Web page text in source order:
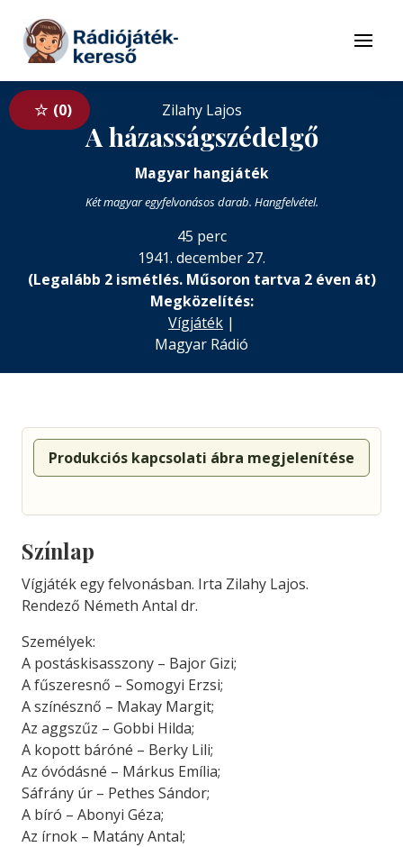
Tovább a tartalomhoz
Menü
0 Zilahy Lajos
A házasságszédelgő
Magyar hangjáték
Két magyar egyfelvonásos darab. Hangfelvétel.
45 perc
1941. december 27.
(Legalább 2 ismétlés. Műsoron tartva 2 éven át)
Megközelítés:
Vígjáték |
Magyar Rádió
Produkciós kapcsolati ábra megjelenítése
Színlap
Vígjáték egy felvonásban. Irta Zilahy Lajos.
Rendező Németh Antal dr.
Személyek:
A postáskisasszony – Bajor Gizi;
A fűszeresnő – Somogyi Erzsi;
A színésznő – Makay Margit;
Az aggszűz – Gobbi Hilda;
A kopott báróné – Berky Lili;
Az óvódásné – Márkus Emília;
Sáfrány úr – Pethes Sándor;
A bíró – Abonyi Géza;
Az írnok – Matány Antal;